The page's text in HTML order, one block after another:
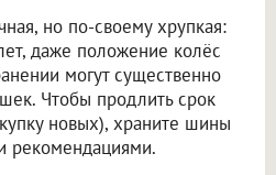
но по-своему хрупкая:
даже положение колёс
могут существенно
Чтобы продлить срок
новых), храните шины
рекомендациями.